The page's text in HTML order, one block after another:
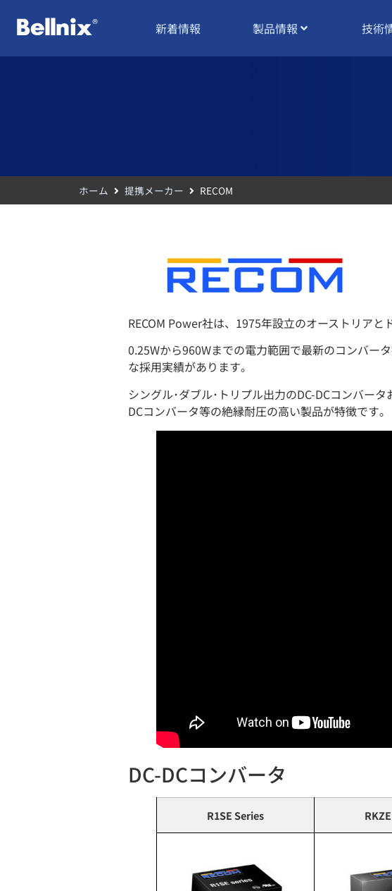
新着情報 製品情報 技術
ホーム 提携メーカー RECOM
RECOM Power社は、1975年設立のオーストリア
0.25Wから960Wまでの電力範囲で最新のコンバー
な採用実績があります｡
シングル･ダブル･トリプル出力のDC-DCコンバー
DCコンバータ等の絶縁耐圧の高い製品が特徴です｡
DC-DCコンバータ
R1SE Series